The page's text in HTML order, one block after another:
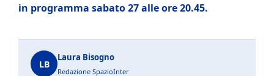
in programma sabato 27 alle ore 20.45.
LB
Laura Bisogno
Redazione SpazioInter